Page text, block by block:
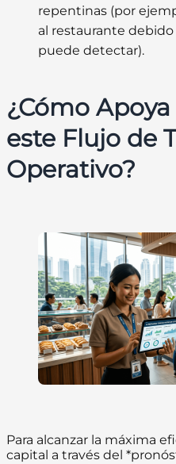
repentinas (por
al restaurante
puede detectar).
¿Cómo
este Flujo de
Operativo?
Para alcanzar la máxima
capital a través del